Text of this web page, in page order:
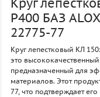
Круг
P400 БАЗ
22775-77
Круг лепестковый КЛ
это
предназначенный для
материалов. Этот
77, что подтверждает